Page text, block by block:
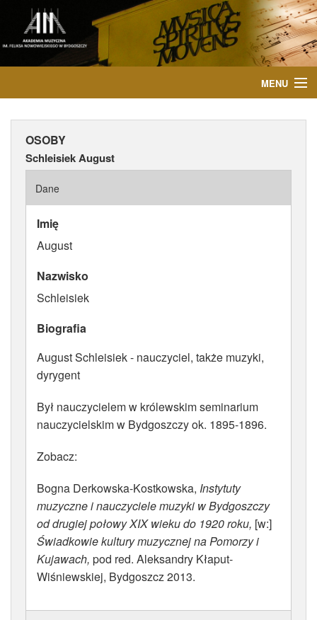
MENU
AKTUALNOŚCI
WYDARZENIA
PUBLIKACJE
OSOBY
Schleisiek August
Dane
Imię
August
Nazwisko
Schleisiek
Biografia
August Schleisiek - nauczyciel, także muzyki,
dyrygent
Był nauczycielem w królewskim seminarium
nauczycielskim w Bydgoszczy ok. 1895-1896.
Zobacz:
Bogna Derkowska-Kostkowska, Instytuty
muzyczne i nauczyciele muzyki w Bydgoszczy
od drugiej połowy XIX wieku do 1920 roku, [w:]
Świadkowie kultury muzycznej na Pomorzy i
Kujawach, pod red. Aleksandry Kłaput-
Wiśniewskiej, Bydgoszcz 2013.